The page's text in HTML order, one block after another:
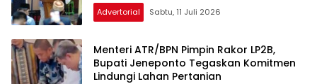
Advertorial Sabtu, 11 Juli 2026
Menteri ATR/BPN Pimpin Rakor LP2B,
Bupati Jeneponto Tegaskan Komitmen
Lindungi Lahan Pertanian